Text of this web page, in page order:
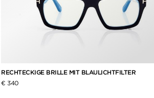
RECHTECKIGE BRILLE MIT BLAULICHTFILTER
€ 340